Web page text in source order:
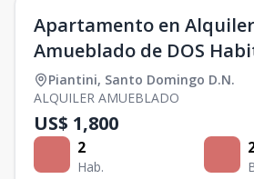
Apartamento en
Amueblado de DOS
Piantini, Santo Domingo D.N.
ALQUILER AMUEBLADO
US$ 1,800
2
Hab.